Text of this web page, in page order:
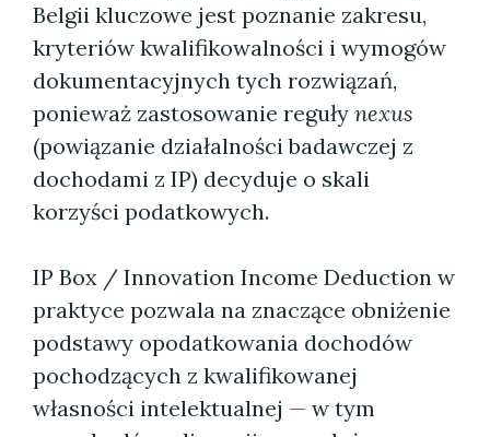
Belgii kluczowe jest poznanie zakresu,
kryteriów kwalifikowalności i wymogów
dokumentacyjnych tych rozwiązań,
ponieważ zastosowanie reguły nexus
(powiązanie działalności badawczej z
dochodami z IP) decyduje o skali
korzyści podatkowych.
IP Box / Innovation Income Deduction w
praktyce pozwala na znaczące obniżenie
podstawy opodatkowania dochodów
pochodzących z kwalifikowanej
własności intelektualnej — w tym